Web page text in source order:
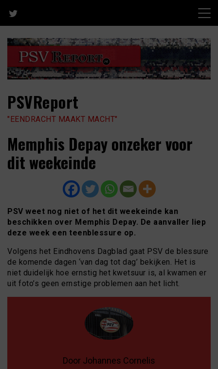
content
PSVReport
"EENDRACHT MAAKT MACHT"
Memphis Depay onzeker voor
dit weekeinde
PSV weet nog niet of het dit weekeinde kan
beschikken over Memphis Depay. De aanvaller liep
deze week een teenblessure op.
Volgens het Eindhovens Dagblad gaat PSV de blessure
de komende dagen ‘van dag tot dag’ bekijken. Het is
niet duidelijk hoe ernstig het kwetsuur is, al kwamen er
uit foto’s geen ernstige problemen aan het licht.
Door Johannes Cornelis